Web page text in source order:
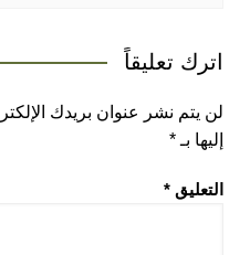
اترك تعليقاً
لن يتم نشر عنوان بريدك
إليها بـ*
التعليق *